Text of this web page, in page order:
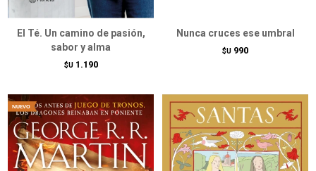
El Té. Un camino de pasión,
sabor y alma
$U 1.190
Nunca cruces ese umbral
$U 990